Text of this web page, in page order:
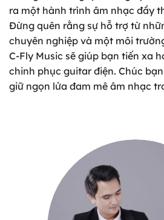
ra một hành trình âm nhạc đầy
Đừng quên rằng sự hỗ trợ từ
chuyên nghiệp và một môi
C-Fly Music sẽ giúp bạn tiến xa
chinh phục guitar điện. Chúc
giữ ngọn lửa đam mê âm nhạc